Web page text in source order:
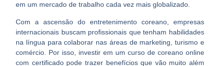
em um mercado de trabalho cada vez mais globalizado.
Com a ascensão do entretenimento coreano, empresas
internacionais buscam profissionais que tenham habilidades
na língua para colaborar nas áreas de marketing, turismo e
comércio. Por isso, investir em um curso de coreano online
com certificado pode trazer benefícios que vão muito além